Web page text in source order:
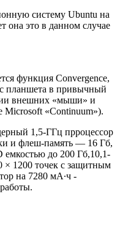
систему Ubuntu на
она это в данном случае
функция Convergence,
планшета в привычный
внешних «мыши» и
Microsoft «Continuum»).
1,5-ГГц прроцессор
и флеш-память — 16 Гб,
емкостью до 200 Гб,10,1-
1200 точек с защитным
на 7280 мА∙ч -